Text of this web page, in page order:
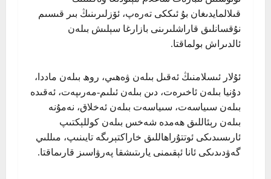
قىلالمايدىغان بۇ ئىككى تەرەپ، ئۆزلىرىنىڭ بىر قىسىم
نۇقسانلىق قاراشلىرىنى بازارغا سېلىش بىلەن
ئالدىراش بولماقتا.
ئۇلار ئىسلامنىڭ ئەقىل بىلەن ۋەھىي، روھ بىلەن ماددا،
دۇنيا بىلەن ئاخىرەت، دىن بىلەن ئىلىم-مەرىپەت، ئەقىدە
بىلەن سىياسەت، سىياسەت بىلەن ئەخلاق، نەمۇنە
بىلەن رېئاللىق ھەمدە شەخس بىلەن كوللېكتىپ
ئارىسىدىكى ئوتتۇراھاللىق خاراكتېرىگە تايىنىپ، مىللىي
گەۋدىدىكى ئانا ئېقىمنى يارىتىشقا پەرۋاسىز قارىماقتا.